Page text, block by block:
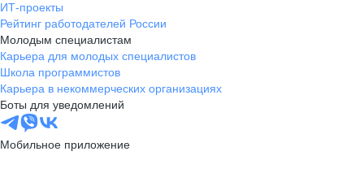
ИТ-проекты
Рейтинг работодателей России
Молодым специалистам
Карьера для молодых специалистов
Школа программистов
Карьера в некоммерческих организациях
Боты для уведомлений
Мобильное приложение